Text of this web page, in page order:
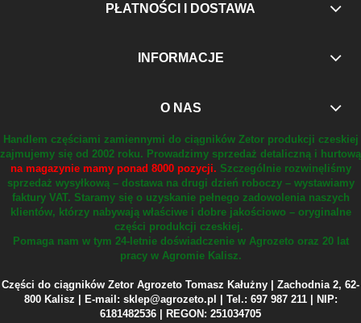
PŁATNOŚCI I DOSTAWA
INFORMACJE
O NAS
Handlem częściami zamiennymi do ciągników Zetor produkcji czeskiej
zajmujemy się od 2002 roku. Prowadzimy sprzedaż detaliczną i hurtową
na magazynie mamy ponad 8000 pozycji. Szczególnie rozwinęliśmy
sprzedaż wysyłkową – dostawa na drugi dzień roboczy – wystawiamy
faktury VAT. Staramy się o uzyskanie pełnego zadowolenia naszych
klientów, którzy nabywają właściwe i dobre jakościowo – oryginalne
części produkcji czeskiej.
Pomaga nam w tym 24-letnie doświadczenie w Agrozeto oraz 20 lat
pracy w Agromie Kalisz.
Części do ciągników Zetor Agrozeto Tomasz Kałużny | Zachodnia 2, 62-
800 Kalisz | E-mail: sklep@agrozeto.pl | Tel.: 697 987 211 | NIP:
6181482536 | REGON: 251034705